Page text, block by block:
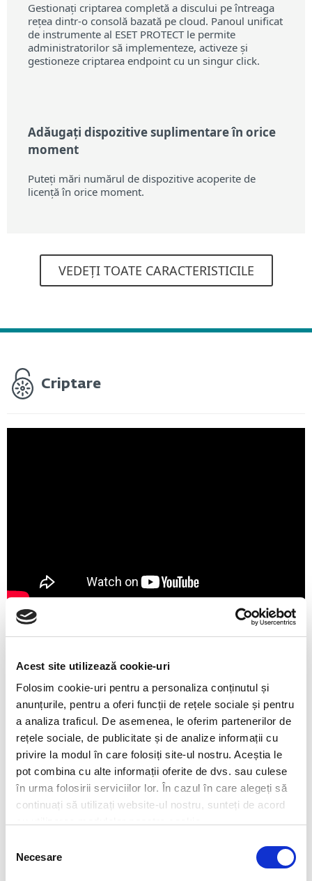
Acest site utilizează cookie-uri
Folosim cookie-uri pentru a personaliza conținutul și
anunțurile, pentru a oferi funcții de rețele sociale și pentru
a analiza traficul. De asemenea, le oferim partenerilor de
rețele sociale, de publicitate și de analize informații cu
privire la modul în care folosiți site-ul nostru. Aceștia le
pot combina cu alte informații oferite de dvs. sau culese
în urma folosirii serviciilor lor. În cazul în care alegeți să
continuați să utilizați website-ul nostru, sunteți de acord
consimțământului
Necesare
Gestionați criptarea completă a discului pe întreaga
rețea dintr-o consolă bazată pe cloud. Panoul unificat
de instrumente al ESET PROTECT le permite
administratorilor să implementeze, activeze și
gestioneze criptarea endpoint cu un singur click.
Adăugați dispozitive suplimentare în orice
moment
Puteți mări numărul de dispozitive acoperite de
licență în orice moment.
VEDEȚI TOATE CARACTERISTICILE
Criptare
Protecția identității și a datelor
ESET Endpoint Encryption
O soluție de criptare autonomă, ușor de utilizat,
care oferă control complet de la distanță
asupra cheilor de criptare a stațiilor endpoint și
control asupra politicii de securitate pentru